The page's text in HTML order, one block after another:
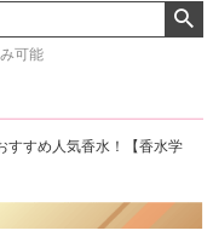
可能
すすめ人気香水！【香水学